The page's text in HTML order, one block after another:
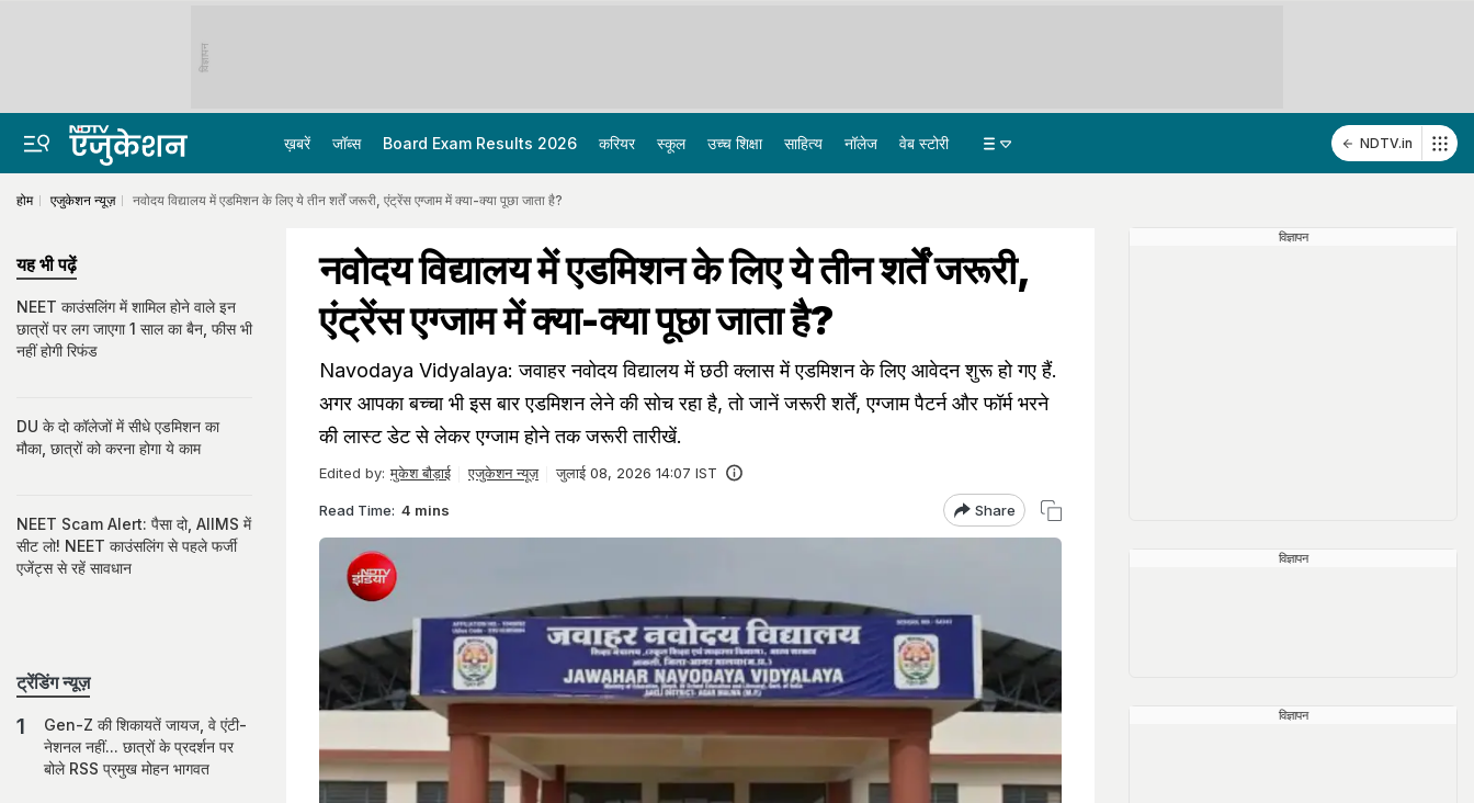
विज्ञापन
ख़बरें जॉब्स Board Exam Results 2026 करियर स्कूल उच्च शिक्षा साहित्य नॉलेज वेब स्टोरी NDTV.in
होम एजुकेशन न्यूज़ नवोदय विद्यालय में एडमिशन के लिए ये तीन शर्तें जरूरी, एंट्रेंस एग्जाम में क्या-क्या पूछा जाता है?
नवोदय विद्यालय में एडमिशन के लिए ये तीन शर्तें जरूरी,
एंट्रेंस एग्जाम में क्या-क्या पूछा जाता है?
Navodaya Vidyalaya: जवाहर नवोदय विद्यालय में छठी क्लास में एडमिशन के लिए आवेदन शुरू हो गए हैं.
अगर आपका बच्चा भी इस बार एडमिशन लेने की सोच रहा है, तो जानें जरूरी शर्तें, एग्जाम पैटर्न और फॉर्म भरने
की लास्ट डेट से लेकर एग्जाम होने तक जरूरी तारीखें.
Edited by: मुकेश बौड़ाई एजुकेशन न्यूज़ जुलाई 08, 2026 14:07 IST
Read Time: 4 mins Share
यह भी पढ़ें
NEET काउंसलिंग में शामिल होने वाले इन
छात्रों पर लग जाएगा 1 साल का बैन, फीस भी
नहीं होगी रिफंड
DU के दो कॉलेजों में सीधे एडमिशन का
मौका, छात्रों को करना होगा ये काम
NEET Scam Alert: पैसा दो, AIIMS में
सीट लो! NEET काउंसलिंग से पहले फर्जी
एजेंट्स से रहें सावधान
ट्रेंडिंग न्यूज़
Gen-Z की शिकायतें जायज, वे एंटी-
नेशनल नहीं... छात्रों के प्रदर्शन पर
बोले RSS प्रमुख मोहन भागवत
विज्ञापन
विज्ञापन
विज्ञापन